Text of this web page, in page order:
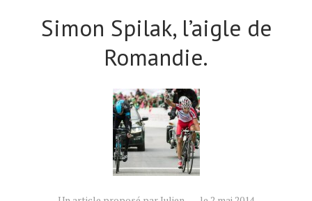
Simon Spilak, l’aigle de
Romandie.